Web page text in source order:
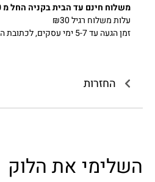
משלוח חינם עד הבית בקניה החל מ ₪150
עלות משלוח רגיל ₪30
זמן הגעה עד 5-7 ימי עסקים, לכתובת המבוקשת
החזרות
השלימי את הלוק